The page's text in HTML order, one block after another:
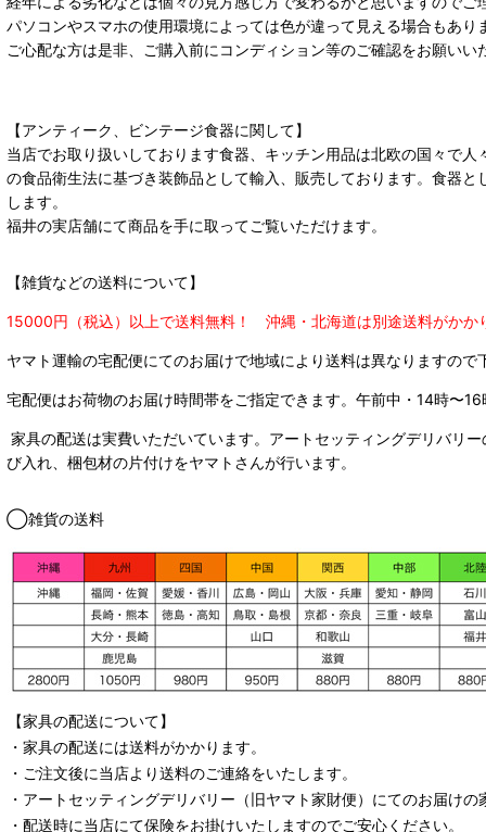
パソコンやスマホの使用環境によっては色が違って見える場合もあ
ご心配な方は是非、ご購入前にコンディション等のご確認をお願い
【アンティーク、ビンテージ食器に関して】
当店でお取り扱いしております食器、キッチン用品は北欧の国々で
の食品衛生法に基づき装飾品として輸入、販売しております。食器
します。
福井の実店舗にて商品を手に取ってご覧いただけます。
【雑貨などの送料について】
15000円（税込）以上で送料無料！ 沖縄・北海道は別途送料がかか
ヤマト運輸の宅配便にてのお届けで地域により送料は異なりますので
宅配便はお荷物のお届け時間帯をご指定できます。 午前中・14時〜
家具の配送は実費いただいています。アートセッティングデリバリ
び入れ、梱包材の片付けをヤマトさんが行います。
◯雑貨の送料
【家具の配送について】
・家具の配送には送料がかかります。
・ご注文後に当店より送料のご連絡をいたします。
・ アートセッティングデリバリー （旧ヤマト家財便） にてのお届けの
・配送時に当店にて保険をお掛けいたしますのでご安心ください。